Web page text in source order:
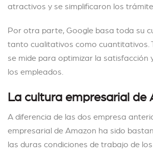
atractivos y se simplificaron los
Por otra parte, Google basa toda su
tanto cualitativos como cuantitativos.
se mide para optimizar la satisfacción
los empleados.
La cultura empresarial de
A diferencia de las dos empresa
empresarial de Amazon ha sido
las duras condiciones de trabajo de